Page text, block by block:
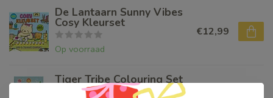
De Lantaarn Sunny Vibes
Cosy Kleurset
Op voorraad
€12,99
Tiger Tribe Colouring Set
Mermaid